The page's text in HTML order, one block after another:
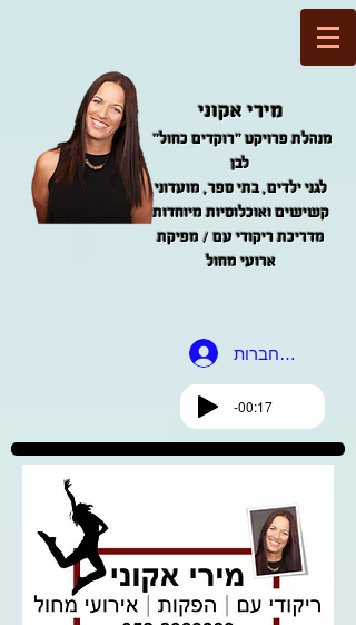
מירי אקוני
"מנהלת פרויקט "רוקדים כחול
לבן
לגני ילדים, בתי ספר, מועדוני
קשישים ואוכלוסיות מיוחדות
מדריכת ריקודי עם / מפיקת
ארועי מחול
להתחברות
-00:17